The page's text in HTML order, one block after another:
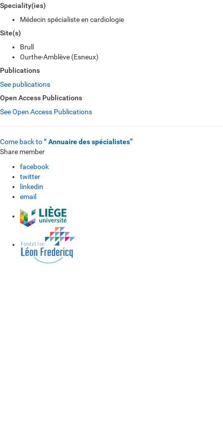
Speciality(ies)
Médecin spécialiste en cardiologie
Site(s)
Brull
Ourthe-Amblève (Esneux)
Publications
See publications
Open Access Publications
See Open Access Publications
Come back to“ Annuaire des spécialistes”
Share member
facebook
twitter
linkedin
email